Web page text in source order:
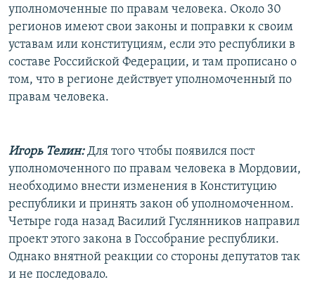
уполномоченные по правам человека. Около 30
регионов имеют свои законы и поправки к своим
уставам или конституциям, если это республики в
составе Российской Федерации, и там прописано о
том, что в регионе действует уполномоченный по
правам человека.
Игорь Телин:Для того чтобы появился пост
уполномоченного по правам человека в Мордовии,
необходимо внести изменения в Конституцию
республики и принять закон об уполномоченном.
Четыре года назад Василий Гуслянников направил
проект этого закона в Госсобрание республики.
Однако внятной реакции со стороны депутатов так
и не последовало.